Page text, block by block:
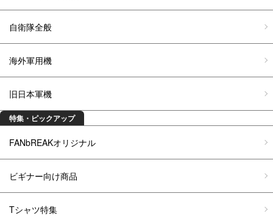
自衛隊全般
海外軍用機
旧日本軍機
特集・ピックアップ
FANbREAKオリジナル
ビギナー向け商品
Tシャツ特集